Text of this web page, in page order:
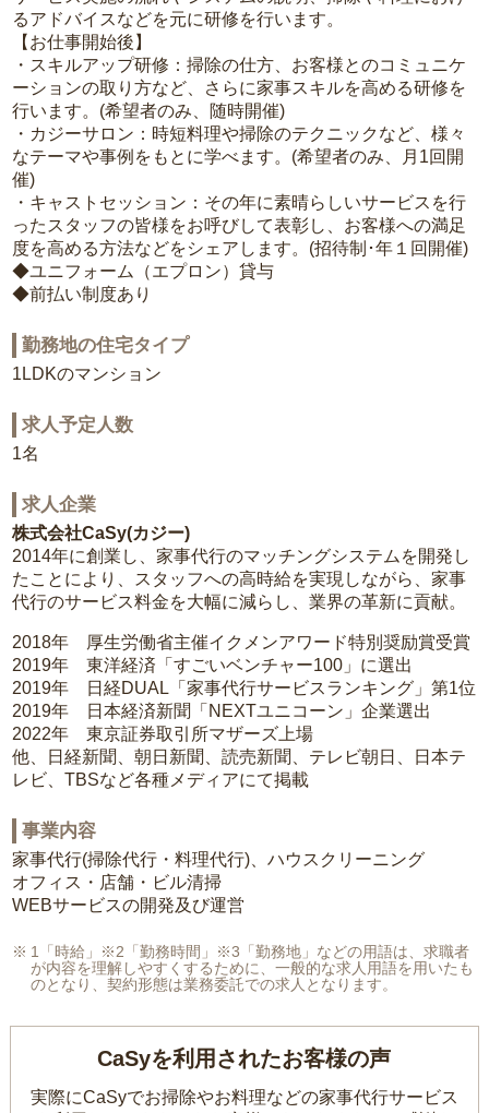
るアドバイスなどを元に研修を行います。
【お仕事開始後】
・スキルアップ研修：掃除の仕方、お客様とのコミュニケ
ーションの取り方など、さらに家事スキルを高める研修を
行います。(希望者のみ、随時開催)
・カジーサロン：時短料理や掃除のテクニックなど、様々
なテーマや事例をもとに学べます。(希望者のみ、月1回開
催)
・キャストセッション：その年に素晴らしいサービスを行
ったスタッフの皆様をお呼びして表彰し、お客様への満足
度を高める方法などをシェアします。(招待制･年１回開催)
◆ユニフォーム（エプロン）貸与
◆前払い制度あり
勤務地の住宅タイプ
1LDKのマンション
求人予定人数
1名
求人企業
株式会社CaSy(カジー)
2014年に創業し、家事代行のマッチングシステムを開発し
たことにより、スタッフへの高時給を実現しながら、家事
代行のサービス料金を大幅に減らし、業界の革新に貢献。
2018年 厚生労働省主催イクメンアワード特別奨励賞受賞
2019年 東洋経済「すごいベンチャー100」に選出
2019年 日経DUAL「家事代行サービスランキング」第1位
2019年 日本経済新聞「NEXTユニコーン」企業選出
2022年 東京証券取引所マザーズ上場
他、日経新聞、朝日新聞、読売新聞、テレビ朝日、日本テ
レビ、TBSなど各種メディアにて掲載
事業内容
家事代行(掃除代行・料理代行)、ハウスクリーニング
オフィス・店舗・ビル清掃
WEBサービスの開発及び運営
1「時給」※2「勤務時間」※3「勤務地」などの用語は、求職者
が内容を理解しやすくするために、一般的な求人用語を用いたも
のとなり、契約形態は業務委託での求人となります。
CaSyを利用されたお客様の声
実際にCaSyでお掃除やお料理などの家事代行サービス